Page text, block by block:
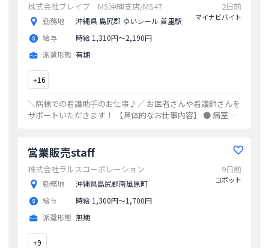
株式会社ブレイブ MS沖縄支店/MS47
勤務地
沖縄県 島尻郡 ゆいレール 首里駅
給与
時給 1,310円〜2,190円
派遣形態 有期
2日前
マイナビバイト
+16
＼病棟での看護助手のお仕事♪／ お医者さんや看護師さんを
サポートいただきます！ 【具体的なお仕事内容】 ● 病室の
営業販売staff
株式会社ラルスコーポレーション
勤務地
沖縄県島尻郡南風原町
給与
時給 1,300円〜1,700円
派遣形態 無期
9日前
コボット
+9